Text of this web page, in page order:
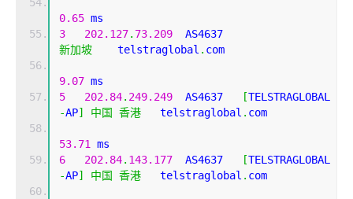
0.65 ms
3
202.127. 73.209
新加坡
    telstraglobal
. com
9.07 ms
5
202.84. 249.249
  AS4637
[TELSTRAGLOBAL
-AP] 中国 香港
   telstraglobal
. com
53.71
ms
6
202.84. 143.177
  AS4637
[TELSTRAGLOBAL
-AP] 中国 香港
   telstraglobal
. com